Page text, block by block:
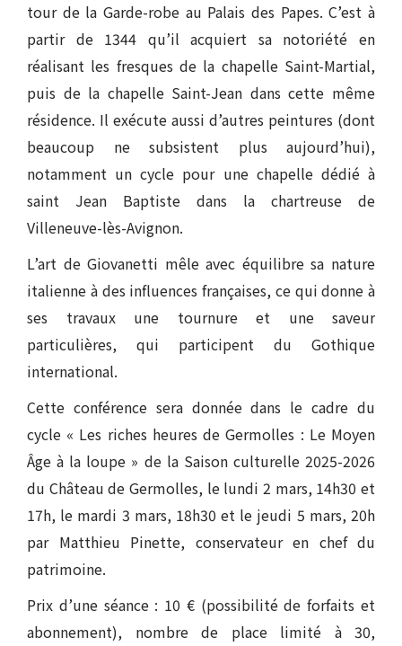
tour de la Garde-robe au Palais des Papes. C’est à
partir de 1344 qu’il acquiert sa notoriété en
réalisant les fresques de la chapelle Saint-Martial,
puis de la chapelle Saint-Jean dans cette même
résidence. Il exécute aussi d’autres peintures (dont
beaucoup ne subsistent plus aujourd’hui),
notamment un cycle pour une chapelle dédié à
saint Jean Baptiste dans la chartreuse de
Villeneuve-lès-Avignon.
L’art de Giovanetti mêle avec équilibre sa nature
italienne à des influences françaises, ce qui donne à
ses travaux une tournure et une saveur
particulières, qui participent du Gothique
international.
Cette conférence sera donnée dans le cadre du
cycle « Les riches heures de Germolles : Le Moyen
Âge à la loupe » de la Saison culturelle 2025-2026
du Château de Germolles, le lundi 2 mars, 14h30 et
17h, le mardi 3 mars, 18h30 et le jeudi 5 mars, 20h
par Matthieu Pinette, conservateur en chef du
patrimoine.
Prix d’une séance : 10 € (possibilité de forfaits et
abonnement), nombre de place limité à 30,